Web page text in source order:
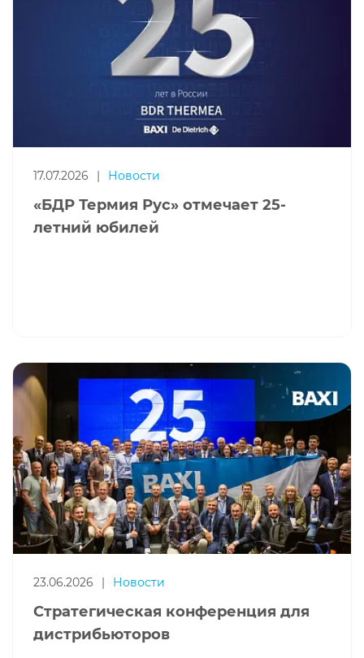
17.07.2026 | Новости
«БДР Термия Рус» отмечает 25-
летний юбилей
23.06.2026 | Новости
Стратегическая конференция для
дистрибьюторов